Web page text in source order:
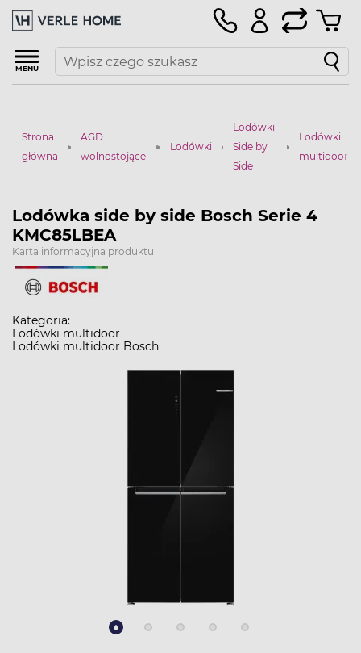
MENU
Strona
główna
AGD
wolnostojące
Lodówki
Lodówki
Side by
Side
Lodówki
multidoor
Lodówka side by side Bosch Serie 4
KMC85LBEA
Karta informacyjna produktu
Kategoria:
Lodówki multidoor
Lodówki multidoor Bosch